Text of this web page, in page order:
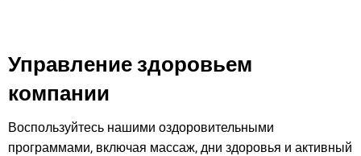
Управление здоровьем
компании
Воспользуйтесь нашими оздоровительными
программами, включая массаж, дни здоровья и активный